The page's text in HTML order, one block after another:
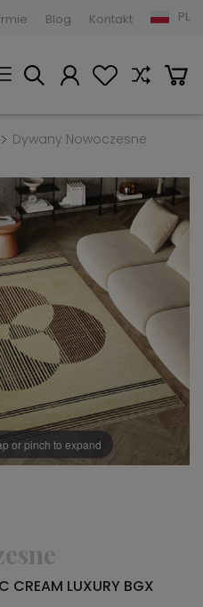
Blog Kontakt PL
Dywany Nowoczesne
or pinch to expand
LUXURY BGX